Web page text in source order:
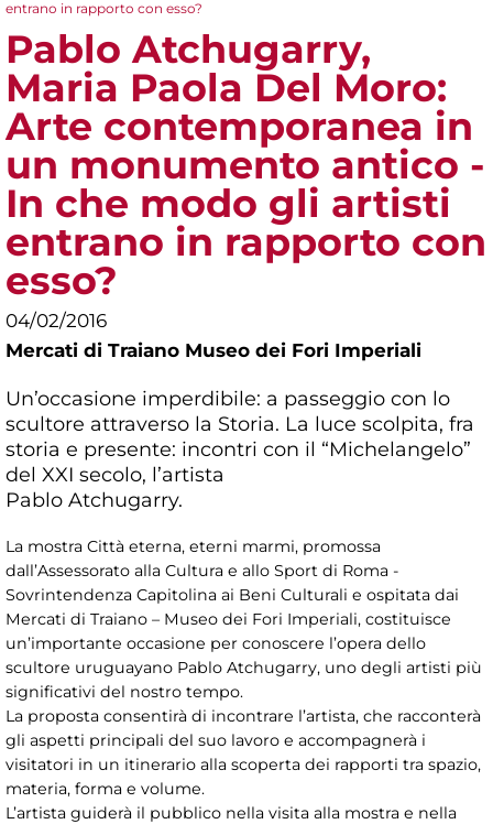
entrano in rapporto con esso?
Pablo Atchugarry,
Maria Paola Del Moro:
Arte contemporanea in
un monumento antico -
In che modo gli artisti
entrano in rapporto con
esso?
04/02/2016
Mercati di Traiano Museo dei Fori Imperiali
Un’occasione imperdibile: a passeggio con lo
scultore attraverso la Storia. La luce scolpita, fra
storia e presente: incontri con il “Michelangelo”
del XXI secolo, l’artista
Pablo Atchugarry.
La mostra Città eterna, eterni marmi, promossa
dall’Assessorato alla Cultura e allo Sport di Roma -
Sovrintendenza Capitolina ai Beni Culturali e ospitata dai
Mercati di Traiano – Museo dei Fori Imperiali, costituisce
un’importante occasione per conoscere l’opera dello
scultore uruguayano Pablo Atchugarry, uno degli artisti più
significativi del nostro tempo.
La proposta consentirà di incontrare l’artista, che racconterà
gli aspetti principali del suo lavoro e accompagnerà i
visitatori in un itinerario alla scoperta dei rapporti tra spazio,
materia, forma e volume.
L’artista guiderà il pubblico nella visita alla mostra e nella